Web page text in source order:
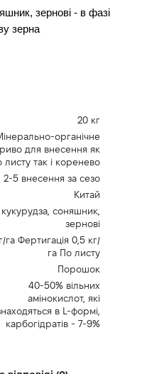
зернові - в фазі
зерна
20 кг
органічне
для внесення як
листу так і коренево
2-5 внесення за сезо
Китай
кукурудза, соняшник,
зернові
га Фертигація 0,5 кг/
га По листу
Порошок
40-50% вільних
амінокислот, які
в L-формі,
карбогідратів - 7-9%